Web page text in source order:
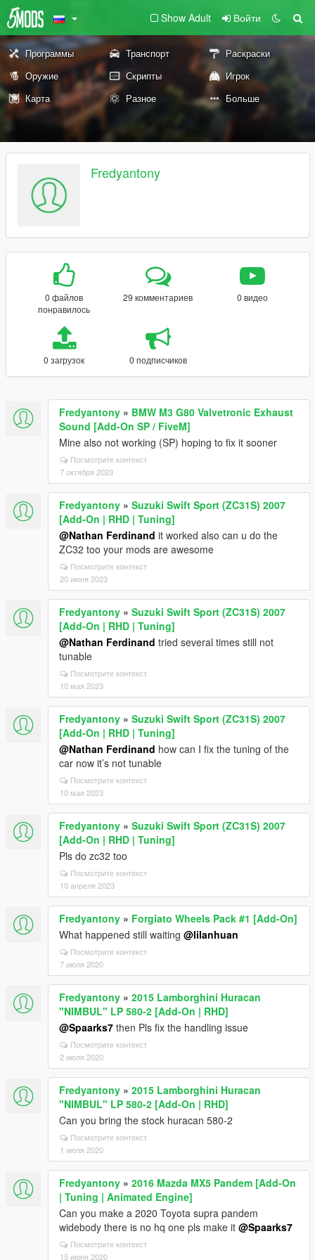
Show Adult Войти
Программы Транспорт
Раскраски
Оружие
Скрипты
Игрок
Карта
Разное Больше
Fredyantony
0 файлов
понравилось
29 комментариев 0 видео
0 загрузок 0 подписчиков
Fredyantony » BMW M3 G80 Valvetronic Exhaust
Sound [Add-On SP / FiveM]
Mine also not working (SP) hoping to fix it sooner
Посмотрите контекст
7 октября 2023
Fredyantony » Suzuki Swift Sport (ZC31S) 2007
[Add-On | RHD | Tuning]
@Nathan Ferdinand it worked also can u do the
ZC32 too your mods are awesome
Посмотрите контекст
20 июня 2023
Fredyantony » Suzuki Swift Sport (ZC31S) 2007
[Add-On | RHD | Tuning]
@Nathan Ferdinand tried several times still not
tunable
Посмотрите контекст
10 мая 2023
Fredyantony » Suzuki Swift Sport (ZC31S) 2007
[Add-On | RHD | Tuning]
@Nathan Ferdinand how can I fix the tuning of the
car now it’s not tunable
Посмотрите контекст
10 мая 2023
Fredyantony » Suzuki Swift Sport (ZC31S) 2007
[Add-On | RHD | Tuning]
Pls do zc32 too
Посмотрите контекст
10 апреля 2023
Fredyantony » Forgiato Wheels Pack #1 [Add-On]
What happened still waiting @lilanhuan
Посмотрите контекст
7 июля 2020
Fredyantony » 2015 Lamborghini Huracan
"NIMBUL" LP 580-2 [Add-On | RHD]
@Spaarks7 then Pls fix the handling issue
Посмотрите контекст
2 июля 2020
Fredyantony » 2015 Lamborghini Huracan
"NIMBUL" LP 580-2 [Add-On | RHD]
Can you bring the stock huracan 580-2
Посмотрите контекст
1 июля 2020
Fredyantony » 2016 Mazda MX5 Pandem [Add-On
| Tuning | Animated Engine]
Can you make a 2020 Toyota supra pandem
widebody there is no hq one pls make it @Spaarks7
Посмотрите контекст
15 июня 2020